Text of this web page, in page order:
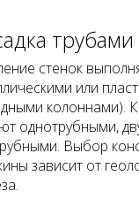
трубами
стенок
или
колоннами).
однотрубными,
Выбор
зависит от